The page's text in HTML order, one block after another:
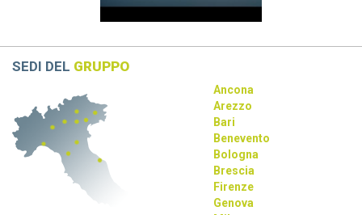
rivoluziona la progettazione con AI e tecnologie immersive.
SEDI DEL GRUPPO
Ancona
Arezzo
Bari
Benevento
Bologna
Brescia
Firenze
Genova